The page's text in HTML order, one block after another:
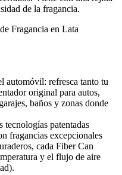
de la fragancia.
Fragancia en Lata
automóvil: refresca tanto tu
original para autos,
baños y zonas donde
tecnologías patentadas
fragancias excepcionales
cada Fiber Can
y el flujo de aire